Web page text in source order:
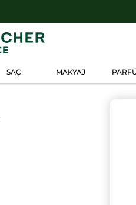
SAÇ MAKYAJ